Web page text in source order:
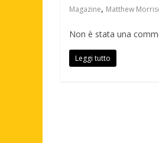
Magazine, Matthew
Non è stata una
Leggi tutto